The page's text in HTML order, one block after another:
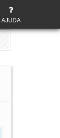
AJUDA